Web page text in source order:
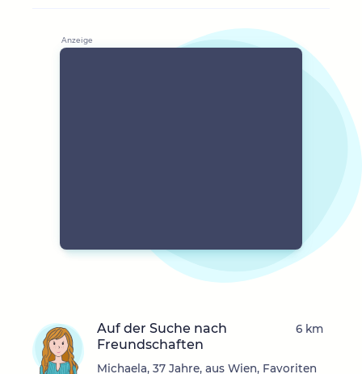
Auf der Suche nach
Freundschaften
Michaela, 37 Jahre, aus Wien, Favoriten
6 km